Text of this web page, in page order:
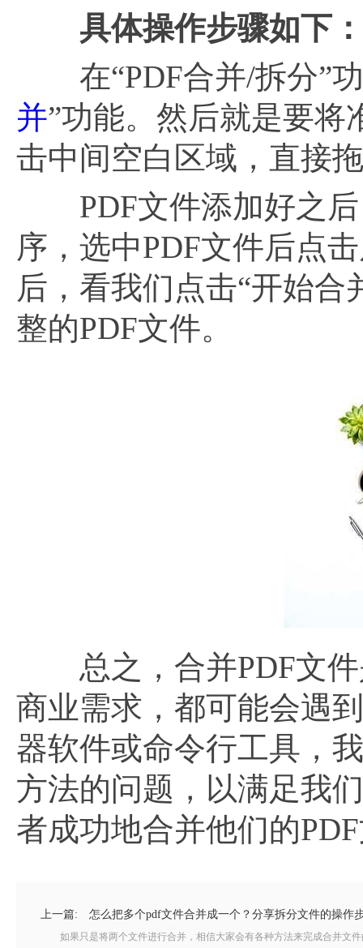
具体操作步骤如下：
在“PDF合并/拆分”功
并”功能。然后就是要将
击中间空白区域，直接
PDF文件添加好之后
序，选中PDF文件后点
后，看我们点击“开始合
整的PDF文件。
总之，合并PDF文件
商业需求，都可能会遇
器软件或命令行工具，
方法的问题，以满足我
者成功地合并他们的
上一篇: 怎么把多个pdf文件合并成一个？分享拆分文件的操作
如果只是将两个文件进行合并，相信大家会有各种方法来完成合并文件